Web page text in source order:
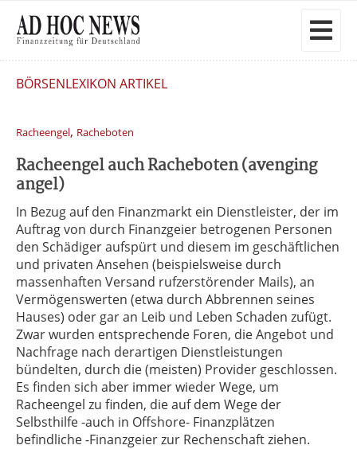
BÖRSENLEXIKON ARTIKEL
Racheengel, Racheboten
Racheengel auch Racheboten (avenging
angel)
In Bezug auf den Finanzmarkt ein Dienstleister, der im
Auftrag von durch Finanzgeier betrogenen Personen
den Schädiger aufspürt und diesem im geschäftlichen
und privaten Ansehen (beispielsweise durch
massenhaften Versand rufzerstörender Mails), an
Vermögenswerten (etwa durch Abbrennen seines
Hauses) oder gar an Leib und Leben Schaden zufügt.
Zwar wurden entsprechende Foren, die Angebot und
Nachfrage nach derartigen Dienstleistungen
bündelten, durch die (meisten) Provider geschlossen.
Es finden sich aber immer wieder Wege, um
Racheengel zu finden, die auf dem Wege der
Selbsthilfe -auch in Offshore- Finanzplätzen
befindliche -Finanzgeier zur Rechenschaft ziehen.